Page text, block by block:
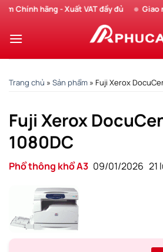
Chuyển
nội
hãng - Xuất VAT đầy đủ Giao
Trang chủ » Sản phẩm » Fuji Xerox
Fuji Xerox
1080DC
Phổ thông khổ A3 09/01/2026 21